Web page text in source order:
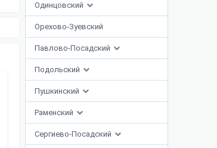
Одинцовский
Орехово-Зуевский
Павлово-Посадский
Подольский
Пушкинский
Раменский
Сергиево-Посадский